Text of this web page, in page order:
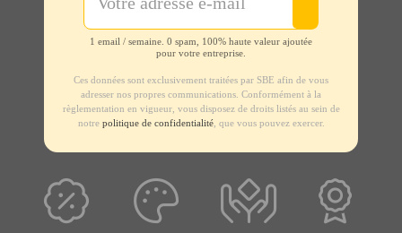
1 email / semaine. 0 spam, 100% haute valeur ajoutée
pour votre entreprise.
Ces données sont exclusivement traitées par SBE afin de vous
adresser nos propres communications. Conformément à la
règlementation en vigueur, vous disposez de droits listés au sein de
notre politique de confidentialité, que vous pouvez exercer.